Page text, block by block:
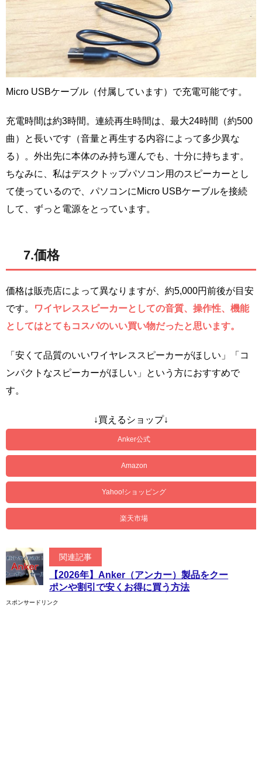
Micro USBケーブル（付属しています）で充電可能です。
充電時間は約3時間。連続再生時間は、最大24時間（約500
曲）と長いです（音量と再生する内容によって多少異な
る）。外出先に本体のみ持ち運んでも、十分に持ちます。
ちなみに、私はデスクトップパソコン用のスピーカーとし
て使っているので、パソコンにMicro USBケーブルを接続
して、ずっと電源をとっています。
7.価格
価格は販売店によって異なりますが、約5,000円前後が目安
です。
ワイヤレススピーカーとしての音質、操作性、機能
としてはとてもコスパのいい買い物だったと思います。
「安くて品質のいいワイヤレススピーカーがほしい」「コ
ンパクトなスピーカーがほしい」という方におすすめで
す。
↓買えるショップ↓
Anker公式
Amazon
Yahoo!ショッピング
楽天市場
関連記事
【2026年】Anker（アンカー）製品をクー
ポンや割引で安くお得に買う方法
スポンサードリンク